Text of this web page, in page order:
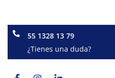
55 1328 13 79
¿Tienes una duda?
f